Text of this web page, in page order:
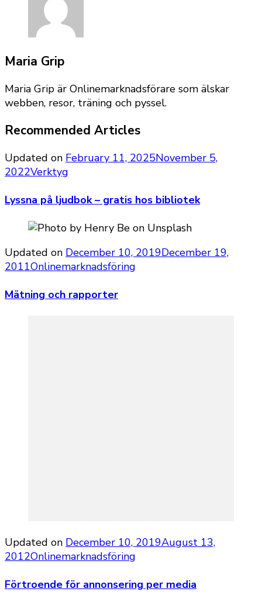
Maria Grip
Maria Grip är Onlinemarknadsförare som älskar
webben, resor, träning och pyssel.
Recommended Articles
Updated on February 11, 2025November 5,
2022Verktyg
Lyssna på ljudbok – gratis hos bibliotek
Updated on December 10, 2019December 19,
2011Onlinemarknadsföring
Mätning och rapporter
Updated on December 10, 2019August 13,
2012Onlinemarknadsföring
Förtroende för annonsering per media